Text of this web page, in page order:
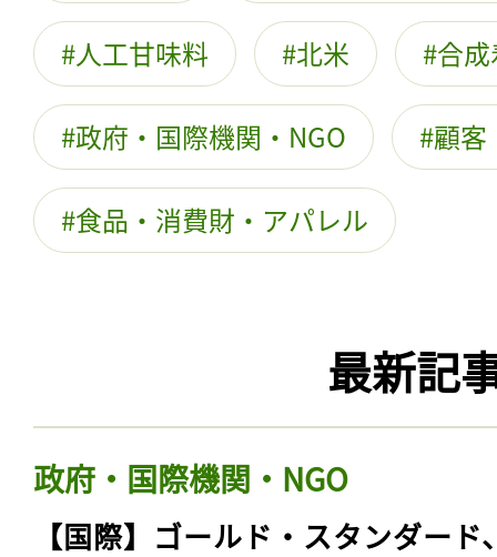
人工甘味料 北米 合
政府・国際機関・NGO 顧客
食品・消費財・アパレル
最新記
政府・国際機関・NGO
【国際】ゴールド・スタンダード